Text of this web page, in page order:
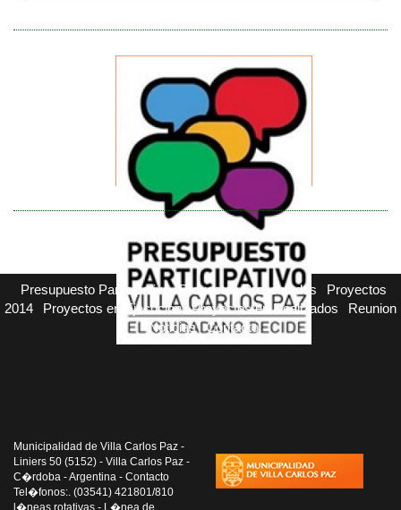
Presupuesto Participativo Proyectos Presentados
Proyectos
2014
Proyectos en Ejecucion Proyectos en Realizados
Reunion
Noticias
Contacto
Municipalidad de Villa Carlos Paz -
Liniers 50 (5152) - Villa Carlos Paz -
C�rdoba - Argentina - Contacto
Tel�fonos:. (03541) 421801/810
l�neas rotativas - L�nea de